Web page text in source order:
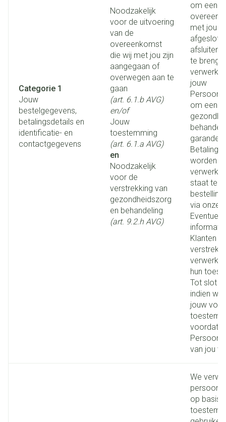
Categorie 1
Jouw
bestelgegevens,
betalingsdetails en
identificatie- en
contactgegevens
Noodzakelijk
voor de uitvoering
van de
overeenkomst
die wij met jou zijn
aangegaan of
overwegen aan te
gaan
(art. 6.1.b AVG)
en/of
Jouw
toestemming
(art. 6.1.a AVG)
en
Noodzakelijk
voor de
verstrekking van
gezondheidszorg
en behandeling
(art. 9.2.h AVG)
om een
met jou
afsluiten
te
jouw
om een
worden
verwerkt
staat te
via onze
Klanten
verstrekt,
verwerkt
hun
Tot slot
indien
jouw
voordat
van jou
We
op basis